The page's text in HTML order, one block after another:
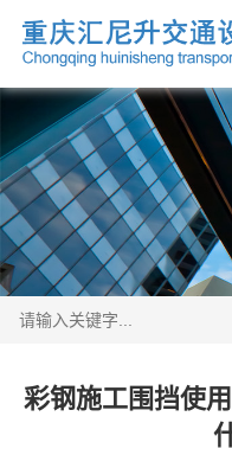
彩钢施工围挡使